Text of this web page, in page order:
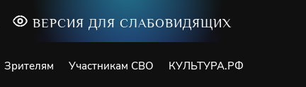
ВЕРСИЯ ДЛЯ СЛАБОВИДЯЩИХ
Зрителям Участникам СВО КУЛЬТУРА.РФ